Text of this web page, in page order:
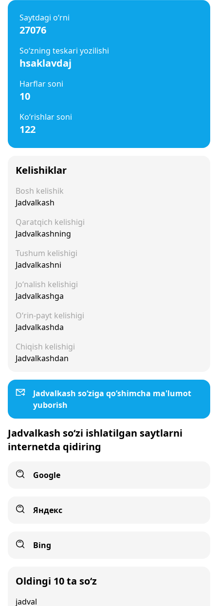
Saytdagi o‘rni
27076
So‘zning teskari yozilishi
hsaklavdaj
Harflar soni
10
Ko‘rishlar soni
122
Kelishiklar
Bosh kelishik
Jadvalkash
Qaratqich kelishigi
Jadvalkashning
Tushum kelishigi
Jadvalkashni
Jo‘nalish kelishigi
Jadvalkashga
O‘rin-payt kelishigi
Jadvalkashda
Chiqish kelishigi
Jadvalkashdan
Jadvalkash so‘ziga qo‘shimcha ma'lumot
yuborish
Jadvalkash so‘zi ishlatilgan saytlarni
internetda qidiring
Google
Яндекс
Bing
Oldingi 10 ta so‘z
jadval